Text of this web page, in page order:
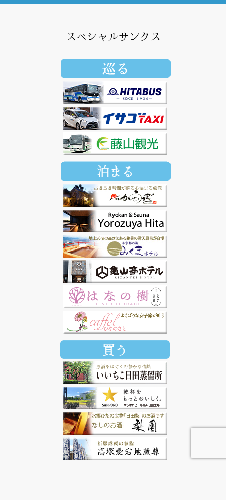
スペシャルサンクス